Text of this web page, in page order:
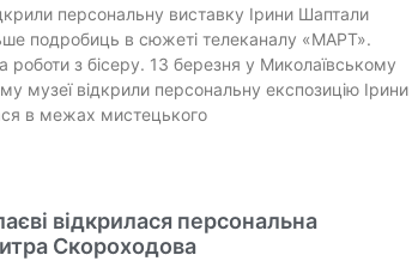
персональну виставку Ірини Шаптали
подробиць в сюжеті телеканалу «МАРТ».
роботи з бісеру. 13 березня у Миколаївському
музеї відкрили персональну експозицію Ірини
в межах мистецького
відкрилася персональна
Скороходова